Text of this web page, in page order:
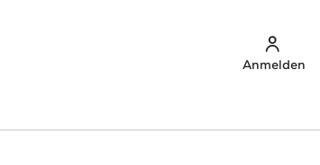
Anmelden